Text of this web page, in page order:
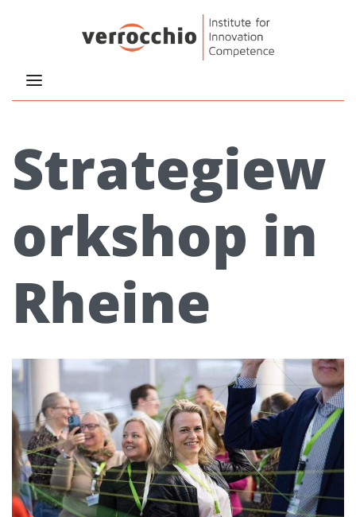
Strategiew
orkshop in
Rheine